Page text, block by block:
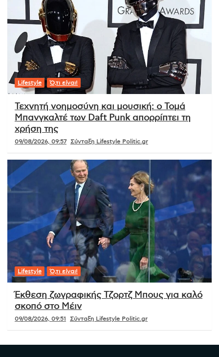
Lifestyle Ό,τι είναι!
Τεχνητή νοημοσύνη και μουσική: ο Τομά
Μπανγκαλτέ των Daft Punk απορρίπτει τη
χρήση της
09/08/2026, 09:57 Σύνταξη Lifestyle Politic.gr
Lifestyle Ό,τι είναι!
Έκθεση ζωγραφικής Τζορτζ Μπους για καλό
σκοπό στο Μέιν
09/08/2026, 09:51 Σύνταξη Lifestyle Politic.gr